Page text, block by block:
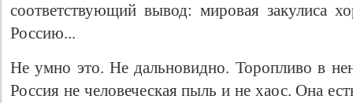
соответствующий вывод: мировая закулиса
Россию...
Не умно это. Не дальновидно. Торопливо в
Россия не человеческая пыль и не хаос. Она